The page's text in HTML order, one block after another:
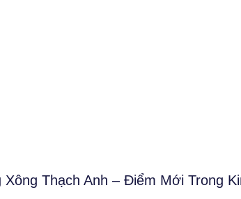
Xông Thạch Anh – Điểm Mới Trong